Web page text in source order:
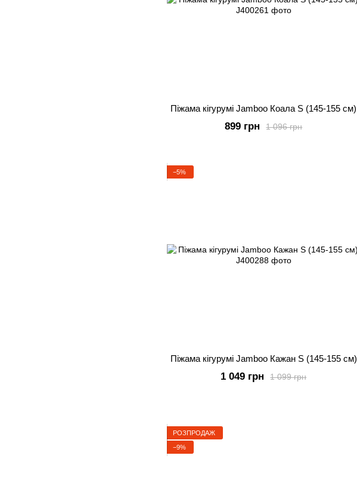
Піжама кігурумі Jamboo Коала S (145-155 см)
1 096 грн
899 грн
−5%
Піжама кігурумі Jamboo Кажан S (145-155 см)
1 099 грн
1 049 грн
РОЗПРОДАЖ
−9%